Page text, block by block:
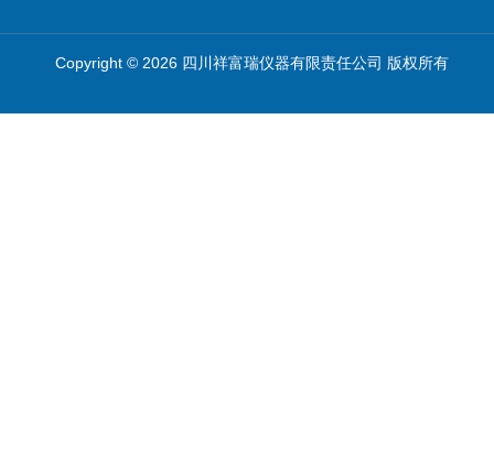
Copyright © 2026 四川祥富瑞仪器有限责任公司 版权所有